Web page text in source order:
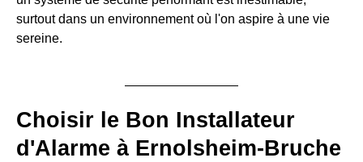
surtout dans un environnement où l'on aspire à une vie
sereine.
Choisir le Bon Installateur
d'Alarme à Ernolsheim-Bruche